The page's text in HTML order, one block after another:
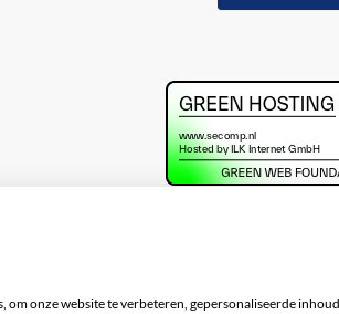
om onze website te verbeteren, gepersonaliseerde